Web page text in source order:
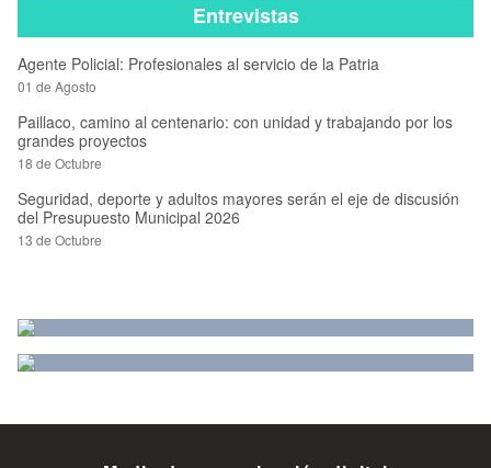
Entrevistas
Agente Policial: Profesionales al servicio de la Patria
01 de Agosto
Paillaco, camino al centenario: con unidad y trabajando por los
grandes proyectos
18 de Octubre
Seguridad, deporte y adultos mayores serán el eje de discusión
del Presupuesto Municipal 2026
13 de Octubre